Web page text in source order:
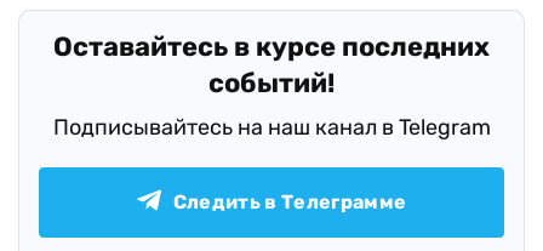
Оставайтесь в курсе последних
событий!
Подписывайтесь на наш канал в Telegram
Следить в Телеграмме